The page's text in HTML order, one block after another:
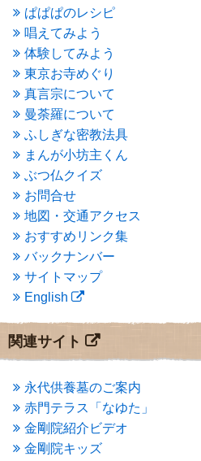
2015年11月 (4)
2015年10月
(4)
2015年9月(3)
2015年8月(4)
2015年7月(4)
2015年6月(3)
2015年5月(1)
2015年4月(1)
2015年3月 (3)
2015年2月(3)
2015年1月(1)
2014年12月
2014年9月(1)
2014年5月 (1)
2014年4月
2014年1月(1)
2013年11月 (4)
2013年10月
2013年8月
(7)
2013年7月
(7)
2013年5月(13)
2013年4月(1)
2013年3月 (4)
2013年2月(6)
2013年1月(6)
ぱぱぱのレシピ
唱えてみよう
体験してみよう
東京お寺めぐり
真言宗について
曼荼羅について
ふしぎな密教法具
まんが小坊主くん
ぶつ仏クイズ
お問合せ
地図・交通アクセス
おすすめリンク集
バックナンバー
サイトマップ
English
関連サイト
永代供養墓のご案内
赤門テラス「なゆた」
金剛院紹介ビデオ
金剛院キッズ